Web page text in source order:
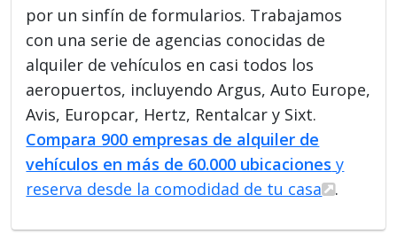
por un sinfín de formularios. Trabajamos
con una serie de agencias conocidas de
alquiler de vehículos en casi todos los
aeropuertos, incluyendo Argus, Auto Europe,
Avis, Europcar, Hertz, Rentalcar y Sixt.
Compara 900 empresas de alquiler de
vehículos en más de 60.000 ubicaciones y
reserva desde la comodidad de tu casa
.